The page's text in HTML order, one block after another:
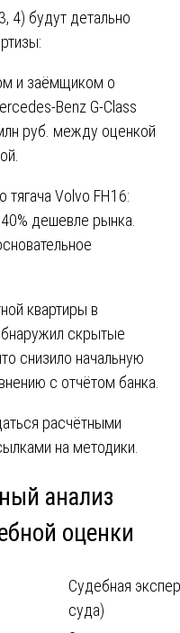
4) будут детально
и заёмщиком о
Benz G-Class
руб. между оценкой
тягача Volvo FH16:
дешевле рынка.
квартиры в
скрытые
снизило начальную
с отчётом банка.
расчётными
на методики.
анализ
оценки
Судебная
суда)